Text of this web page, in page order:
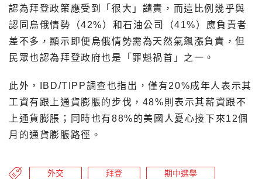
認為拜登政策應受到「很大」譴責，而這比例幾乎與
認同烏俄情勢（42%）和石油公司（41%）應負責者
差不多，顯示即便烏俄情勢需為天然氣飆漲負責，但
民眾也認為拜登政府也是「罪魁禍首」之一。
此外，IBD/TIPP調查也指出，僅有20%成年人表示其
工資有跟上通貨膨脹的步伐，48%則表示其薪資跟不
上通貨膨脹；同時也有88%的美國人憂心接下來12個
月的通貨膨脹路徑。
外交 拜登 期中選舉